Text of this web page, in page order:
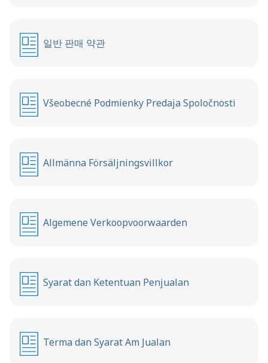
일반 판매 약관
Všeobecné Podmienky Predaja Spoločnosti
Allmänna Försäljningsvillkor
Algemene Verkoopvoorwaarden
Syarat dan Ketentuan Penjualan
Terma dan Syarat Am Jualan